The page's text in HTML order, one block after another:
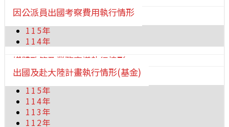
因公派員出國考察費用執行情形
115年
114年
媒體政策及業務宣導執行情形
出國及赴大陸計畫執行情形(基金)
115年
114年
113年
112年